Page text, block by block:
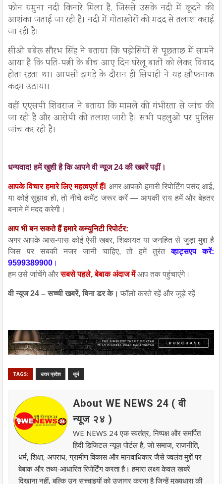
फोन यमुना नदी किनारे मिला है, जिससे उसके नदी में कूदने की
आशंका जताई जा रही है। नदी में गोताखोरों की मदद से तलाश कराई
जा रही है।
सीओ बबेरू सौरभ सिंह ने बताया कि पड़ोसियों से पूछताछ में सामने
आया है कि पति-पत्नी के बीच आए दिन घरेलू बातों को लेकर विवाद
होता रहता था। आपसी झगड़े के दौरान ही सिपाही ने यह खौफनाक
कदम उठाया।
वहीं एएसपी शिवराज ने बताया कि मामले की गंभीरता से जांच की
जा रही है और आरोपी की तलाश जारी है। सभी पहलुओं पर पुलिस
जांच कर रही है।
धन्यवाद! हमें खुशी है कि आपने वी न्यूज 24 की खबरें पढ़ीं।
आपके विचार हमारे लिए महत्वपूर्ण हैं! अगर आपको हमारी रिपोर्टिंग पसंद आई,
या कोई सुझाव हो, तो नीचे कमेंट जरूर करें — आपकी राय हमें और बेहतर
बनाने में मदद करेगी।
आप भी बन सकते हैं हमारे कम्युनिटी रिपोर्टर:
अगर आपके आस-पास कोई ऐसी खबर, शिकायत या जनहित से जुड़ा मुद्दा है
जिस पर सबकी नजर जानी चाहिए, तो हमें तुरंतव्हाट्सएप करें:
9599389900 ।
हम उसे जांचेंगे औरसबसे पहले, बेबाक अंदाज मेंआप तक पहुंचाएंगे।
वी न्यूज 24 – सच्ची खबरें, बिना डर के। फॉलो करते रहें और जुड़े रहें
TAGS: उत्तर प्रदेश जुर्म
About WE NEWS 24 ( वी
न्यूज २४ )
WE NEWS 24 एक स्वतंत्र, निष्पक्ष और समर्पित
हिंदी डिजिटल न्यूज़ पोर्टल है, जो समाज, राजनीति,
धर्म, शिक्षा, अपराध, ग्रामीण विकास और मानवाधिकार जैसे ज्वलंत मुद्दों पर
बेबाक और तथ्य-आधारित रिपोर्टिंग करता है। हमारा लक्ष्य केवल खबरें
दिखाना नहीं, बल्कि उन सच्चाइयों को उजागर करना है जिन्हें मुख्यधारा की